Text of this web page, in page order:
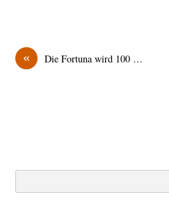
« Die Fortuna wird 100 …